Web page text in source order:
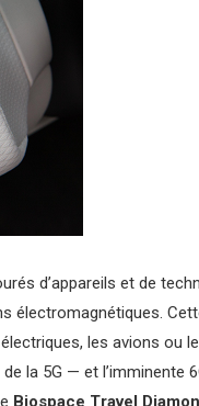
d’appareils et de
électromagnétiques.
les avions
de la 5G — et
Biospace Travel